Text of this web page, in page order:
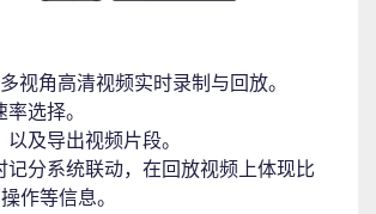
视角高清视频实时录制与回放。
选择。
以及导出视频片段。
记分系统联动，在回放视频上体现比
作等信息。